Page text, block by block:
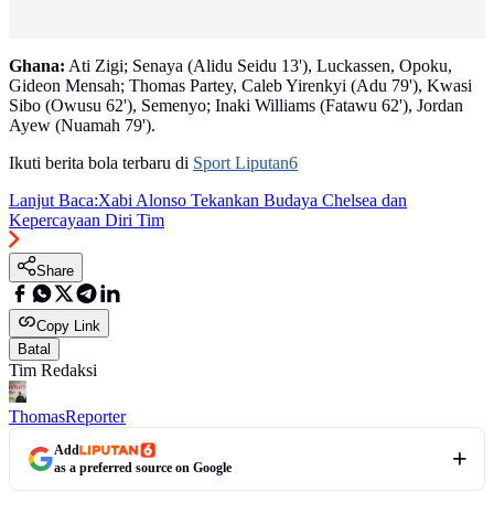
Ghana: Ati Zigi; Senaya (Alidu Seidu 13'), Luckassen, Opoku,
Gideon Mensah; Thomas Partey, Caleb Yirenkyi (Adu 79'), Kwasi
Sibo (Owusu 62'), Semenyo; Inaki Williams (Fatawu 62'), Jordan
Ayew (Nuamah 79').
Ikuti berita bola terbaru di Sport Liputan6
Lanjut Baca:Xabi Alonso Tekankan Budaya Chelsea dan
Kepercayaan Diri Tim
Share
Copy Link
Batal
Tim Redaksi
ThomasReporter
Add
as a preferred source on Google